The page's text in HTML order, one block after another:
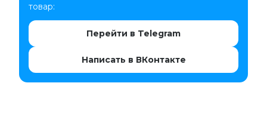
товар:
Перейти в Telegram
Написать в ВКонтакте